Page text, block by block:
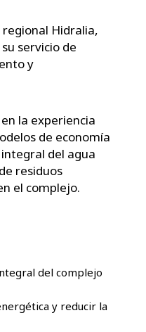
Hidralia,
servicio de
y
la experiencia
de economía
del agua
residuos
el complejo.
del complejo
y reducir la